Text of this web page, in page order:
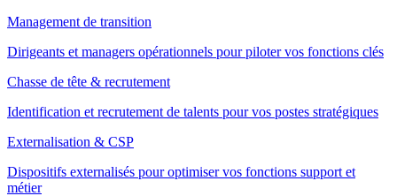
Management de transition
Dirigeants et managers opérationnels pour piloter vos fonctions clés
Chasse de tête & recrutement
Identification et recrutement de talents pour vos postes stratégiques
Externalisation & CSP
Dispositifs externalisés pour optimiser vos fonctions support et
métier